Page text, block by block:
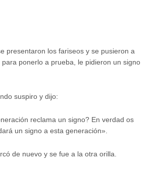
presentaron los fariseos y se pusieron a
ponerlo a prueba, le pidieron un signo
suspiro y dijo:
reclama un signo? En verdad os
un signo a esta generación».
de nuevo y se fue a la otra orilla.